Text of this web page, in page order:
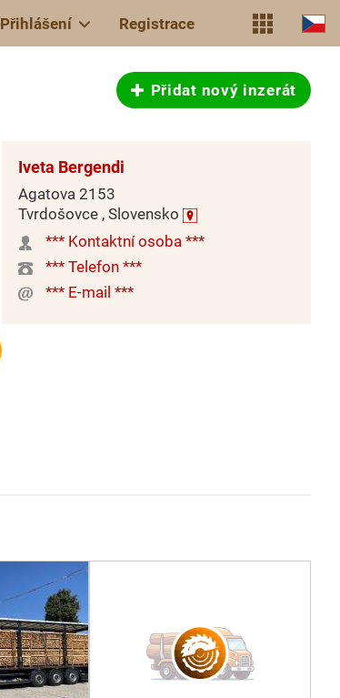
Přihlášení Registrace
Přidat nový inzerát
Iveta Bergendi
Agatova 2153
Tvrdošovce , Slovensko
*** Kontaktní osoba ***
*** Telefon ***
*** E-mail ***